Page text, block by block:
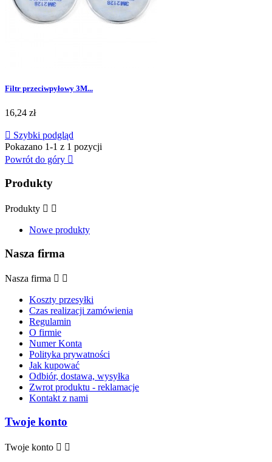
Filtr przeciwpyłowy 3M...
Cena
16,24 zł
 Szybki podgląd
Pokazano 1-1 z 1 pozycji
Powrót do góry 
Produkty
Produkty  
Nowe produkty
Nasza firma
Nasza firma  
Koszty przesyłki
Czas realizacji zamówienia
Regulamin
O firmie
Numer Konta
Polityka prywatności
Jak kupować
Odbiór, dostawa, wysyłka
Zwrot produktu - reklamacje
Kontakt z nami
Twoje konto
Twoje konto  